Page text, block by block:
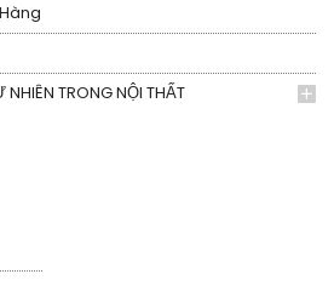
TRONG NỘI THẤT